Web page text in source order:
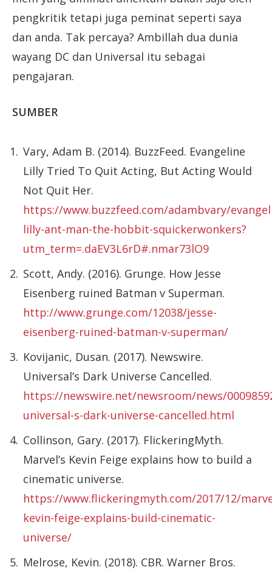
pengkritik tetapi juga peminat seperti saya
dan anda. Tak percaya? Ambillah dua dunia
wayang DC dan Universal itu sebagai
pengajaran.
SUMBER
Vary, Adam B. (2014). BuzzFeed. Evangeline
Lilly Tried To Quit Acting, But Acting Would
Not Quit Her.
https://www.buzzfeed.com/adambvary/
lilly-ant-man-the-hobbit-squickerwonkers?
utm_term=.daEV3L6rD#.nmar73lO9
Scott, Andy. (2016). Grunge. How Jesse
Eisenberg ruined Batman v Superman.
http://www.grunge.com/12038/jesse-
eisenberg-ruined-batman-v-superman/
Kovijanic, Dusan. (2017). Newswire.
Universal’s Dark Universe Cancelled.
https://newswire.net/newsroom/news/
universal-s-dark-universe-cancelled.html
Collinson, Gary. (2017). FlickeringMyth.
Marvel’s Kevin Feige explains how to build a
cinematic universe.
https://www.flickeringmyth.com/2017/12/
kevin-feige-explains-build-cinematic-
universe/
Melrose, Kevin. (2018). CBR. Warner Bros.